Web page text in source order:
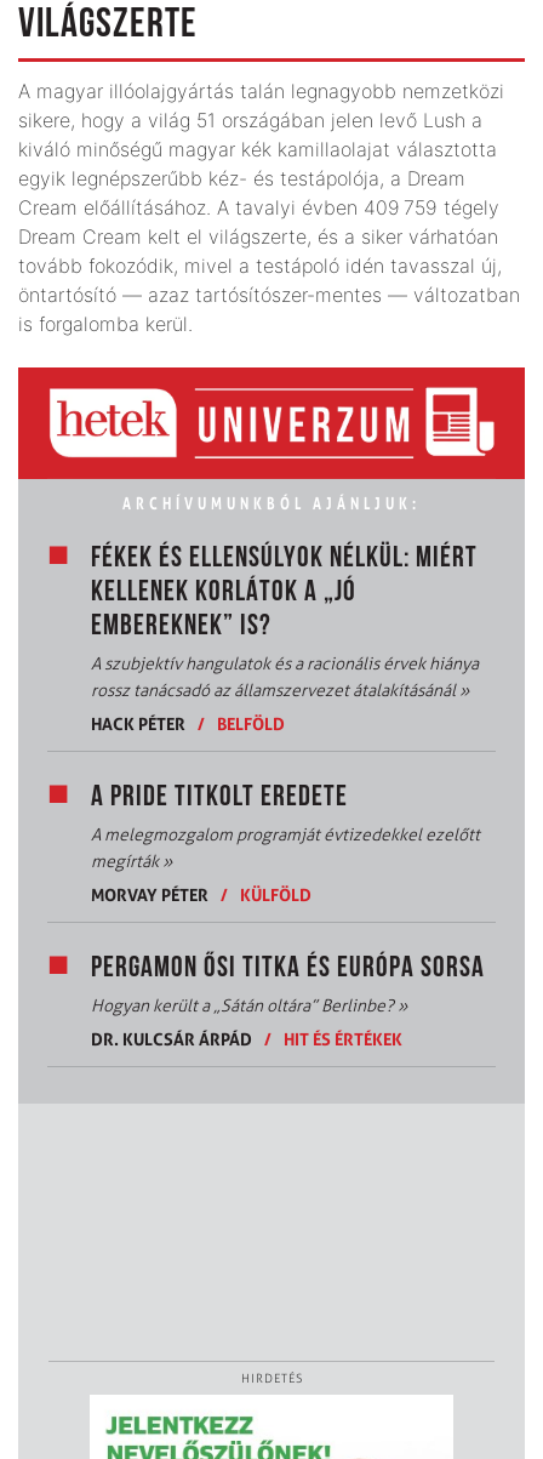
VILÁGSZERTE
A magyar illóolajgyártás talán legnagyobb nemzetközi
sikere, hogy a világ 51 országában jelen levő Lush a
kiváló minőségű magyar kék kamillaolajat választotta
egyik legnépszerűbb kéz- és testápolója, a Dream
Cream előállításához. A tavalyi évben 409 759 tégely
Dream Cream kelt el világszerte, és a siker várhatóan
tovább fokozódik, mivel a testápoló idén tavasszal új,
öntartósító — azaz tartósítószer-mentes — változatban
is forgalomba kerül.
ARCHÍVUMUNKBÓL AJÁNLJUK:
FÉKEK ÉS ELLENSÚLYOK NÉLKÜL: MIÉRT
KELLENEK KORLÁTOK A „JÓ
EMBEREKNEK” IS?
A szubjektív hangulatok és a racionális érvek hiánya
rossz tanácsadó az államszervezet átalakításánál»
HACK PÉTER
/ BELFÖLD
A PRIDE TITKOLT EREDETE
A melegmozgalom programját évtizedekkel ezelőtt
megírták»
MORVAY PÉTER
/ KÜLFÖLD
PERGAMON ŐSI TITKA ÉS EURÓPA SORSA
Hogyan került a „Sátán oltára” Berlinbe?»
DR. KULCSÁR ÁRPÁD
/ HIT ÉS ÉRTÉKEK
HIRDETÉS